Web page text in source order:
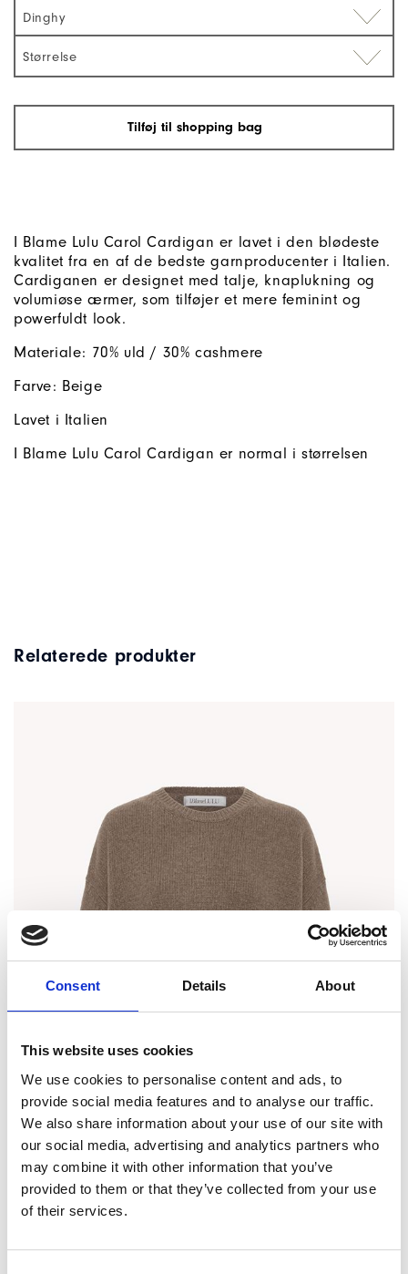
Consent Details About
This website uses cookies
We use cookies to personalise content and ads, to
provide social media features and to analyse our traffic.
We also share information about your use of our site with
our social media, advertising and analytics partners who
may combine it with other information that you’ve
provided to them or that they’ve collected from your use
of their services.
Dinghy
Størrelse
Tilføj til shopping bag
I Blame Lulu Carol Cardigan er lavet i den blødeste
kvalitet fra en af de bedste garnproducenter i Italien.
Cardiganen er designet med talje, knaplukning og
volumiøse ærmer, som tilføjer et mere feminint og
powerfuldt look.
Materiale: 70% uld / 30% cashmere
Farve: Beige
Lavet i Italien
I Blame Lulu Carol Cardigan er normal i størrelsen
Relaterede produkter